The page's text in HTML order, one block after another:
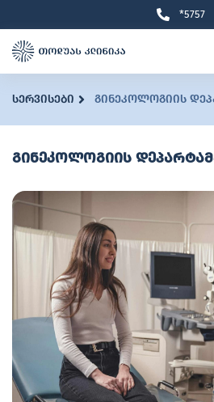
*5757
სერვისები გინეკოლოგიის
გინეკოლოგიის